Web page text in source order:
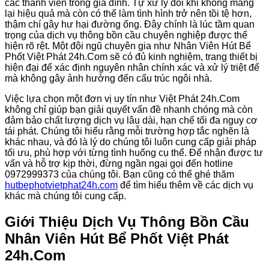
các thành viên trong gia đình. Tự xử lý đôi khi không mang
lại hiệu quả mà còn có thể làm tình hình trở nên tồi tệ hơn,
thậm chí gây hư hại đường ống. Đây chính là lúc tầm quan
trọng của dịch vụ thông bồn cầu chuyên nghiệp được thể
hiện rõ rệt. Một đội ngũ chuyên gia như Nhân Viên Hút Bể
Phốt Việt Phát 24h.Com sẽ có đủ kinh nghiệm, trang thiết bị
hiện đại để xác định nguyên nhân chính xác và xử lý triệt để
mà không gây ảnh hưởng đến cấu trúc ngôi nhà.
Việc lựa chọn một đơn vị uy tín như Việt Phát 24h.Com
không chỉ giúp bạn giải quyết vấn đề nhanh chóng mà còn
đảm bảo chất lượng dịch vụ lâu dài, hạn chế tối đa nguy cơ
tái phát. Chúng tôi hiểu rằng mỗi trường hợp tắc nghẽn là
khác nhau, và đó là lý do chúng tôi luôn cung cấp giải pháp
tối ưu, phù hợp với từng tình huống cụ thể. Để nhận được tư
vấn và hỗ trợ kịp thời, đừng ngần ngại gọi đến hotline
0972999373 của chúng tôi. Bạn cũng có thể ghé thăm
hutbephotvietphat24h.com để tìm hiểu thêm về các dịch vụ
khác mà chúng tôi cung cấp.
Giới Thiệu Dịch Vụ Thông Bồn Cầu
Nhân Viên Hút Bể Phốt Việt Phát
24h.Com